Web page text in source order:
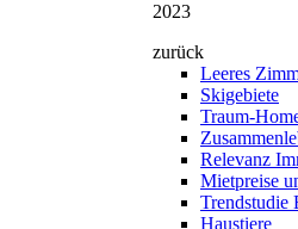
2023
zurück
Leeres
Skigebiete
Traum-
Relevanz
Mietpreise
Trendstudie
Haustiere